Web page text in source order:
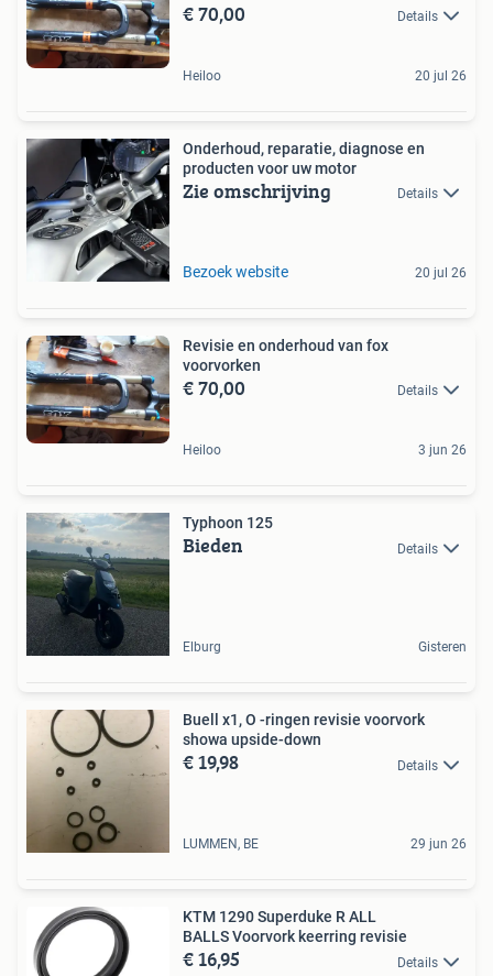
€ 70,00 Details
Heiloo 20 jul 26
Onderhoud, reparatie, diagnose en
producten voor uw motor
Zie omschrijving Details
Bezoek website 20 jul 26
Revisie en onderhoud van fox
voorvorken
€ 70,00 Details
Heiloo 3 jun 26
Typhoon 125
Bieden Details
Elburg Gisteren
Buell x1, O -ringen revisie voorvork
showa upside-down
€ 19,98 Details
LUMMEN, BE 29 jun 26
KTM 1290 Superduke R ALL
BALLS Voorvork keerring revisie
€ 16,95 Details